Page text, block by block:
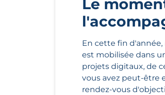
Le
En cette fin
est mobilisée dans
projets digitaux, de
vous avez peut-être
rendez-vous